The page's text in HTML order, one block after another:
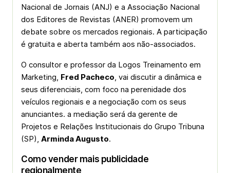
Nacional de Jornais (ANJ) e a Associação Nacional
dos Editores de Revistas (ANER) promovem um
debate sobre os mercados regionais. A participação
é gratuita e aberta também aos não-associados.
O consultor e professor da Logos Treinamento em
Marketing, Fred Pacheco, vai discutir a dinâmica e
seus diferenciais, com foco na perenidade dos
veículos regionais e a negociação com os seus
anunciantes. a mediação será da gerente de
Projetos e Relações Institucionais do Grupo Tribuna
(SP), Arminda Augusto.
Como vender mais publicidade
regionalmente